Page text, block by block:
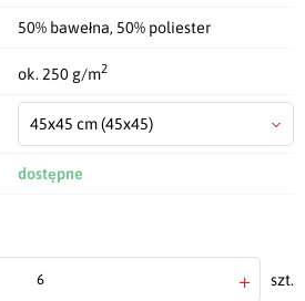
50% bawełna, 50% poliester
ok. 250 g/m2
45x45 cm(45x45)
dostępne
+ szt.